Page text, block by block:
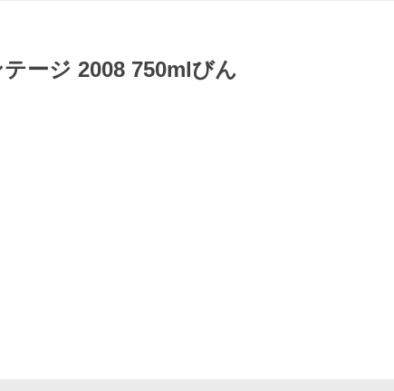
ージ 2008 750mlびん